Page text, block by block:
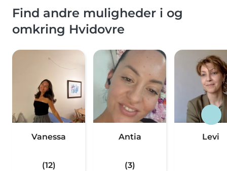
Find andre muligheder i og
omkring Hvidovre
Vanessa
(12)
Antia
(3)
Levi